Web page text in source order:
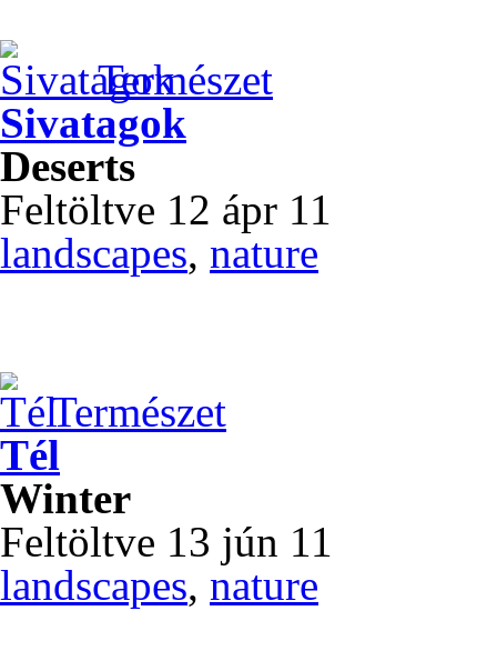
Természet
Sivatagok
Deserts
Feltöltve 12 ápr 11
landscapes, nature
Természet
Tél
Winter
Feltöltve 13 jún 11
landscapes, nature